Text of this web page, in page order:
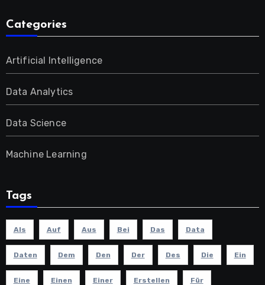
Categories
Artificial Intelligence
Data Analytics
Data Science
Machine Learning
Tags
Als Auf Aus Bei Das Data
Daten Dem Den Der Des Die Ein
Eine Einen Einer Erstellen Für